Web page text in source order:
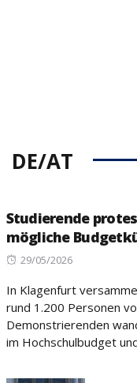
DE/AT
Studierende
mögliche
Posted
29/05/2026
In Klagenfurt
rund 1.200 Personen
Demonstrierenden
im Hochschulbudget